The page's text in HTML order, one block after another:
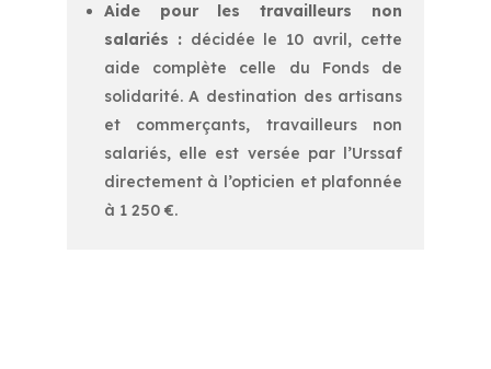
Aide pour les travailleurs non
salariés : décidée le 10 avril, cette
aide complète celle du Fonds de
solidarité. A destination des artisans
et commerçants, travailleurs non
salariés, elle est versée par l’Urssaf
directement à l’opticien et plafonnée
à 1 250 €.